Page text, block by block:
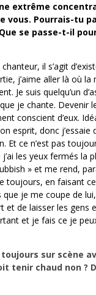
extrême
vous. Pourrais-tu
se passe-t-il
il s’agit
j’aime aller là où
Je suis quelqu’un
que je chante.
conscient d’eux.
esprit, donc
Et ce n’est pas
les yeux fermés la
» et me rend,
toujours, en faisant
que je me coupe de
et de laisser les gens
et je fais ce je
sur scène
tenir chaud non ?